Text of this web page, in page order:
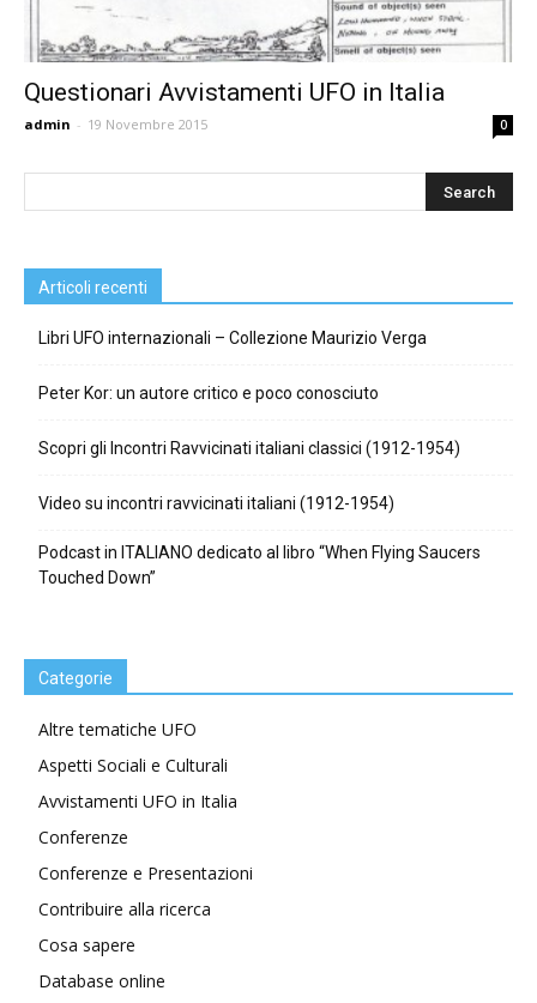
Questionari Avvistamenti UFO in Italia
admin - 19 Novembre 2015 0
Articoli recenti
Libri UFO internazionali – Collezione Maurizio Verga
Peter Kor: un autore critico e poco conosciuto
Scopri gli Incontri Ravvicinati italiani classici (1912-1954)
Video su incontri ravvicinati italiani (1912-1954)
Podcast in ITALIANO dedicato al libro “When Flying Saucers
Touched Down”
Categorie
Altre tematiche UFO
Aspetti Sociali e Culturali
Avvistamenti UFO in Italia
Conferenze
Conferenze e Presentazioni
Contribuire alla ricerca
Cosa sapere
Database online